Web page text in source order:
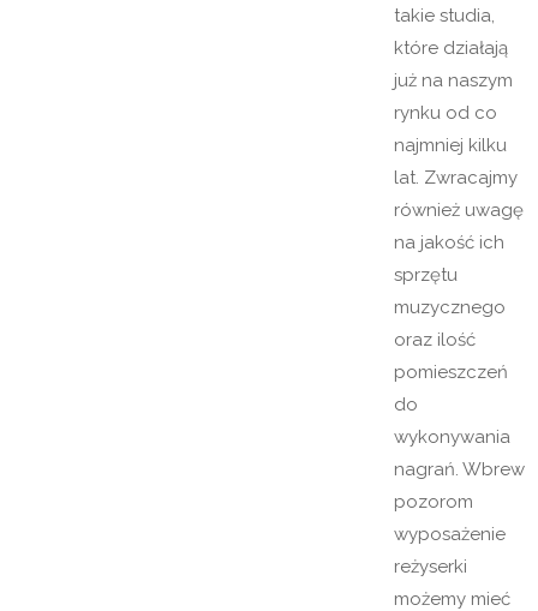
takie studia,
które działają
już na naszym
rynku od co
najmniej kilku
lat. Zwracajmy
również uwagę
na jakość ich
sprzętu
muzycznego
oraz ilość
pomieszczeń
do
wykonywania
nagrań. Wbrew
pozorom
wyposażenie
reżyserki
możemy mieć